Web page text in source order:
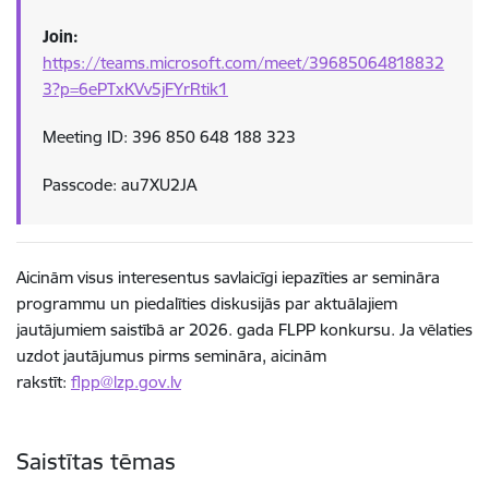
Join:
https://teams.microsoft.com/meet/39685064818832
3?p=6ePTxKVv5jFYrRtik1
Meeting ID: 396 850 648 188 323
Passcode: au7XU2JA
Aicinām visus interesentus savlaicīgi iepazīties ar semināra
programmu un piedalīties diskusijās par aktuālajiem
jautājumiem saistībā ar 2026. gada FLPP konkursu. Ja vēlaties
uzdot jautājumus pirms semināra, aicinām
rakstīt: flpp@lzp.gov.lv
Saistītas tēmas